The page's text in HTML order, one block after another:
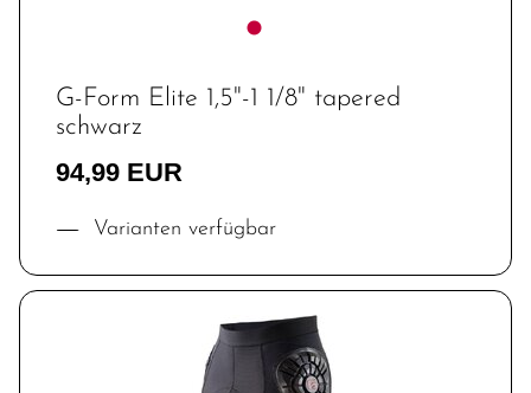
G-Form Elite 1,5"-1 1/8" tapered
schwarz
94,99 EUR
Varianten verfügbar